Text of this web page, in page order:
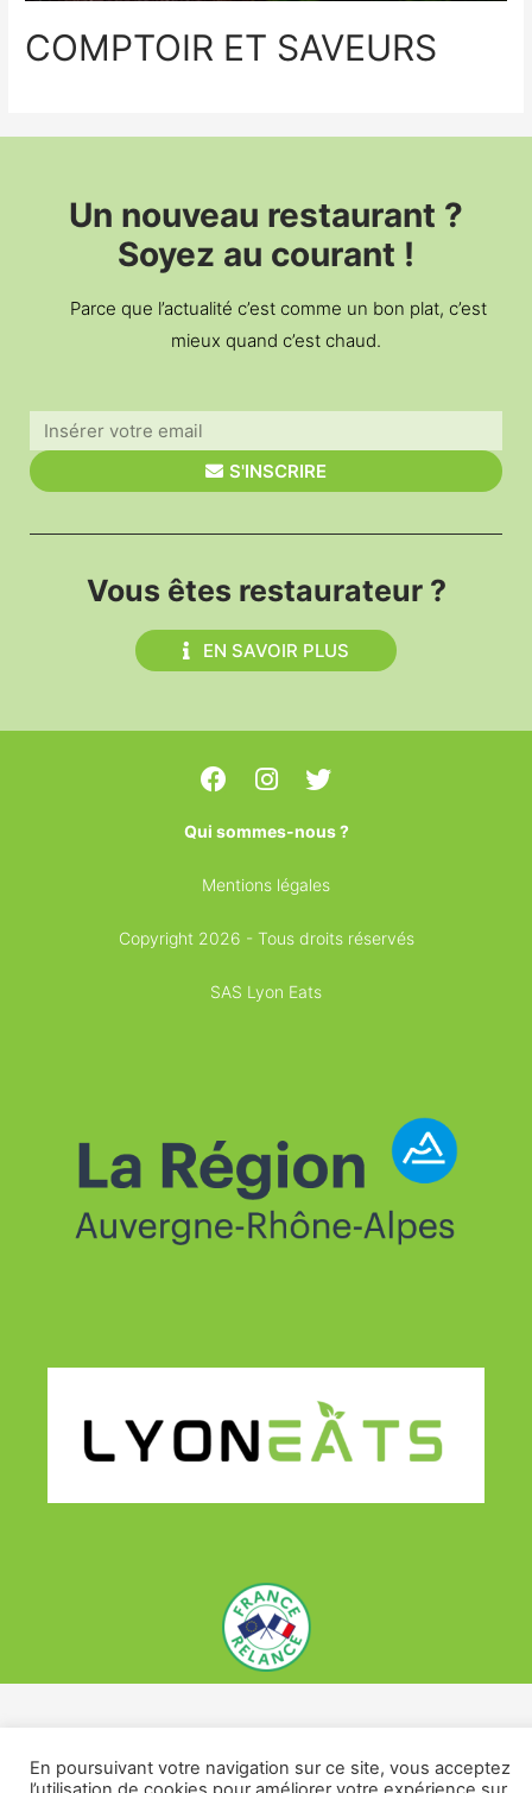
COMPTOIR ET SAVEURS
Un nouveau restaurant ?
Soyez au courant !
Parce que l’actualité c’est comme un bon plat, c’est
mieux quand c’est chaud.
S'INSCRIRE
Vous êtes restaurateur ?
EN SAVOIR PLUS
Qui sommes-nous ?
Mentions légales
Copyright 2026 - Tous droits réservés
SAS Lyon Eats
En poursuivant votre navigation sur ce site, vous acceptez